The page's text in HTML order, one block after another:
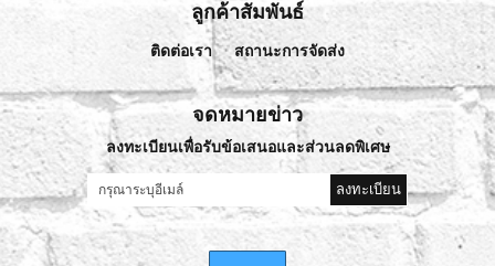
ลูกค้าสัมพันธ์
ติดต่อเรา สถานะการจัดส่ง
จดหมายข่าว
ลงทะเบียนเพื่อรับข้อเสนอและส่วนลดพิเศษ
ลงทะเบียน